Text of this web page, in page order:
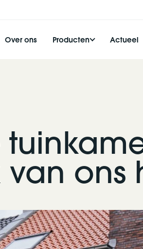
Over ons Producten Actueel
ons